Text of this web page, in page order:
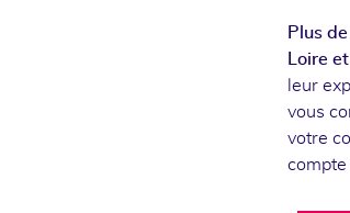
Plus
Loire
leur
vous
votre